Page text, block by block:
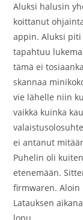
Aluksi halusin
koittanut
appin. Aluksi
tapahtuu
tämä ei
skannaa
vie lähelle niin
vaikka kuinka
ei antanut
Puhelin oli
etenemään.
firmwaren. Aloin
Latauksen